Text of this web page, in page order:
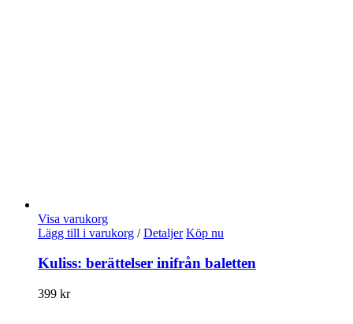
Visa varukorg
Lägg till i varukorg / Detaljer Köp nu
Kuliss: berättelser inifrån baletten
399 kr